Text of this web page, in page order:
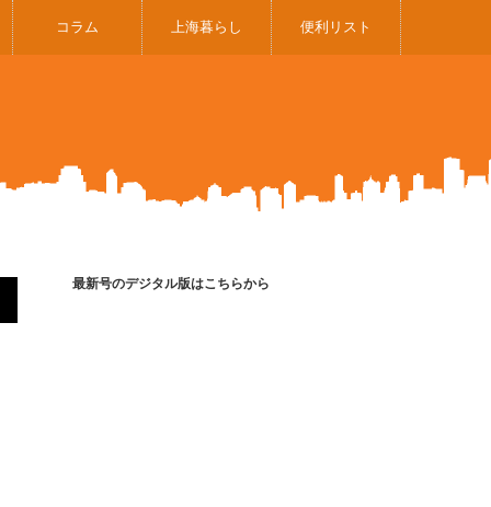
コラム 上海暮らし 便利リスト
最新号のデジタル版はこちらから